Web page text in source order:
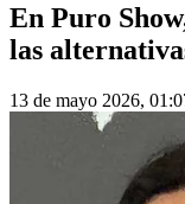
En Puro
las
13 de mayo 2026,